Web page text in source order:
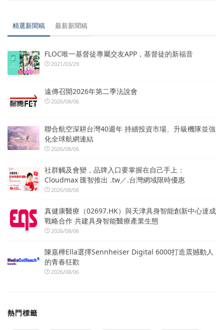
精選新聞稿 最新新聞稿
FLOC唯一基督徒專屬交友APP，基督徒的新福音
2021/03/29
遠傳召開2026年第二季法說會
2026/08/06
聯合航空深耕台灣40週年 持續投資市場、升級機隊並強
化全球航網連結
2026/08/06
社群觸及會變，品牌入口要掌握在自己手上：
Cloudmax 匯智推出 .tw／.台灣網域限時優惠
2026/08/06
真健康醫療（02697.HK）與天津具身智能創新中心達成
戰略合作 共建具身智能醫療產業生態
2026/08/06
陳嘉樺Ella選擇Sennheiser Digital 6000打造震撼動人
的青春狂歡
2026/08/06
熱門標籤